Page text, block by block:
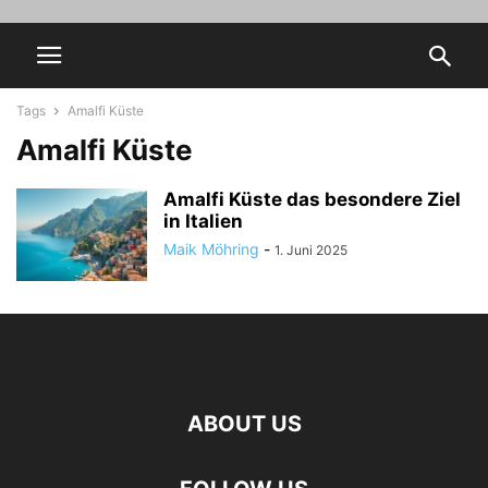
Tags Amalfi Küste
Amalfi Küste
Amalfi Küste das besondere Ziel
in Italien
Maik Möhring - 1. Juni 2025
ABOUT US